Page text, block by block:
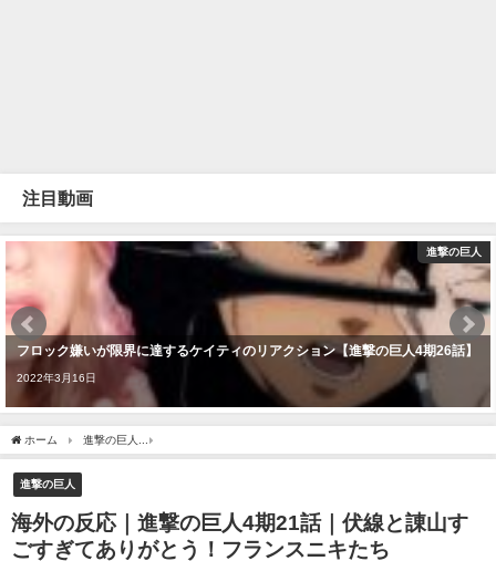
注目動画
進撃の巨人
フロック嫌いが限界に達するケイティのリアクション【進撃の巨人4期26話】
2022年3月16日
ホーム 進撃の巨人
進撃の巨人
海外の反応｜進撃の巨人4期21話｜伏線と諌山す
ごすぎてありがとう！フランスニキたち